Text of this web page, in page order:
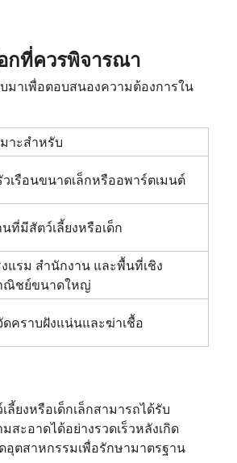
กที่ควรพิจารณา
มาเพื่อตอบสนองความต้องการใน
าะสำหรับ
เรือนขนาดเล็กหรืออพาร์ตเมนต์
ที่มีสัตว์เลี้ยงหรือเด็ก
แรม สำนักงาน และพื้นที่เชิง
ณิชย์ขนาดใหญ่
คราบฝังแน่นและฆ่าเชื้อ
ยงหรือเด็กเล็กสามารถได้รับ
ะอาดได้อย่างรวดเร็วหลังเกิด
อุตสาหกรรมเพื่อรักษามาตรฐาน